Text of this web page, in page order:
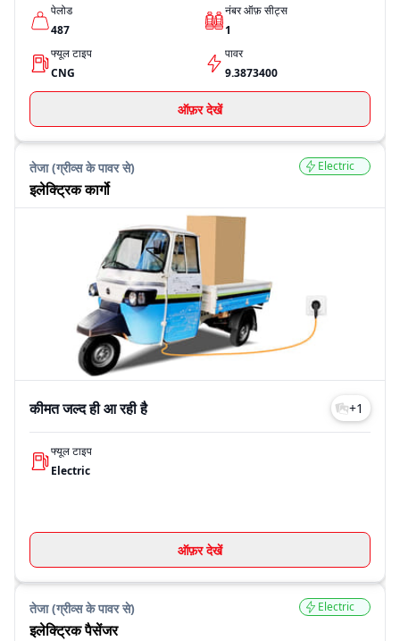
पेलोड
487
नंबर ऑफ़ सीट्स
1
फ्यूल टाइप
CNG
पावर
9.3873400
ऑफ़र देखें
तेजा (ग्रीव्स के पावर से)
इलेक्ट्रिक कार्गो
Electric
कीमत जल्द ही आ रही है +1
फ्यूल टाइप
Electric
ऑफ़र देखें
तेजा (ग्रीव्स के पावर से)
इलेक्ट्रिक पैसेंजर
Electric